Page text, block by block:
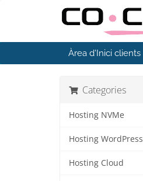
Àrea d'Inici clients
Categories
Hosting NVMe
Hosting WordPress
Hosting Cloud